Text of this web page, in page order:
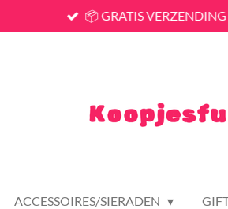
📦 GRATIS
ACCESSOIRES/SIERADEN